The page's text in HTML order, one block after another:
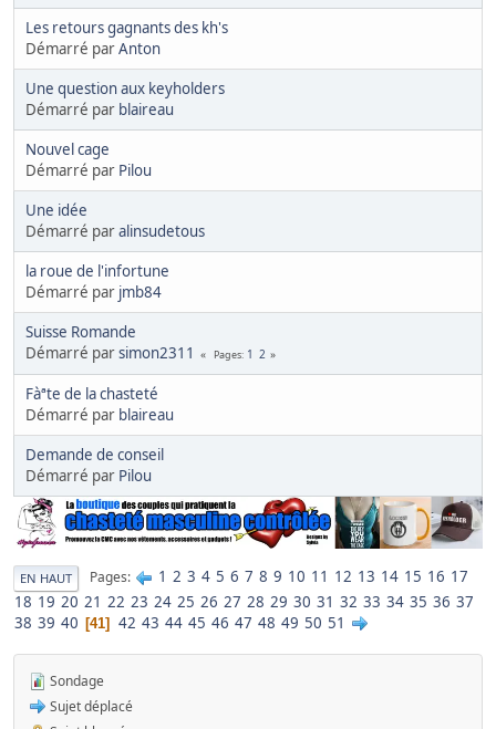
Les retours gagnants des kh's
Démarré parAnton
Une question aux keyholders
Démarré par blaireau
Nouvel cage
Démarré par Pilou
Une idée
Démarré paralinsudetous
la roue de l'infortune
Démarré par jmb84
Suisse Romande
Démarré parsimon2311 Pages 1 2
Fàªte de la chasteté
Démarré par blaireau
Demande de conseil
Démarré par Pilou
EN HAUT Pages 1 2 3 4 5 6 7 8 9 10 11 12 13 14 15 16 17
18 19 20 21 22 23 24 25 26 27 28 29 30 31 32 33 34 35 36 37
38 39 40 41 42 43 44 45 46 47 48 49 50 51
Sondage
Sujet déplacé